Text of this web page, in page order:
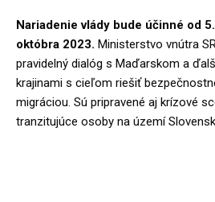
Nariadenie vlády bude účinné od
októbra 2023. Ministerstvo vnútra
pravidelný dialóg s Maďarskom a
krajinami s cieľom riešiť
migráciou. Sú pripravené aj krízové
tranzitujúce osoby na území